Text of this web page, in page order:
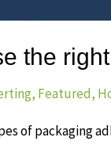
the
, Featured,
of packaging